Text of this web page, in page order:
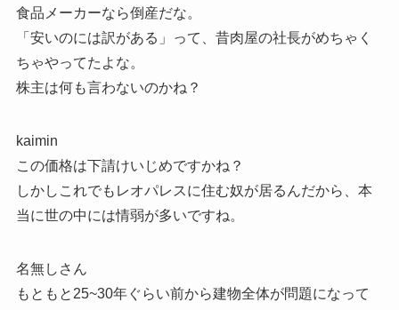
食品メーカーなら倒産だな。
「安いのには訳がある」って、昔肉屋の社長がめちゃく
ちゃやってたよな。
株主は何も言わないのかね？
kaimin
この価格は下請けいじめですかね？
しかしこれでもレオパレスに住む奴が居るんだから、本
当に世の中には情弱が多いですね。
名無しさん
もともと25~30年ぐらい前から建物全体が問題になって